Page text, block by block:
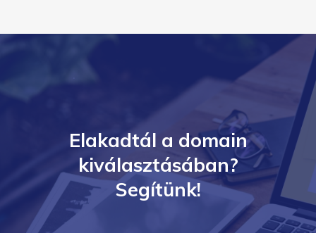
Elakadtál a domain
kiválasztásában?
Segítünk!